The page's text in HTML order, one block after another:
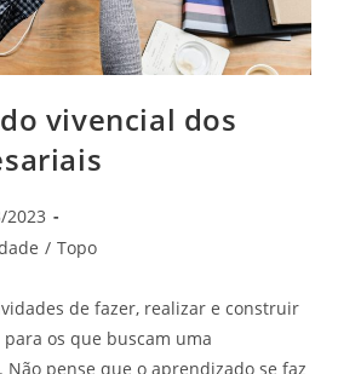
vivencial dos
2023
/ Topo
de fazer, realizar e construir
os que buscam uma
pense que o aprendizado se faz